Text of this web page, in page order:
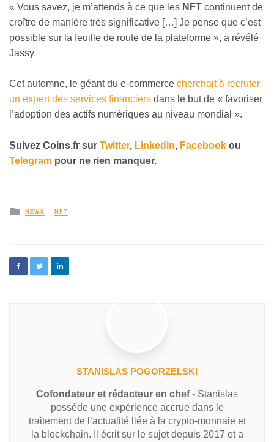
« Vous savez, je m’attends à ce que les NFT continuent de
croître de manière très significative […] Je pense que c’est
possible sur la feuille de route de la plateforme », a révélé
Jassy.
Cet automne, le géant du e-commerce cherchait à recruter
un expert des services financiers dans le but de « favoriser
l’adoption des actifs numériques au niveau mondial ».
Suivez Coins.fr sur Twitter, Linkedin, Facebook ou
Telegram pour ne rien manquer.
NEWS NFT
STANISLAS POGORZELSKI
Cofondateur et rédacteur en chef- Stanislas
possède une expérience accrue dans le
traitement de l’actualité liée à la crypto-monnaie et
la blockchain. Il écrit sur le sujet depuis 2017 et a